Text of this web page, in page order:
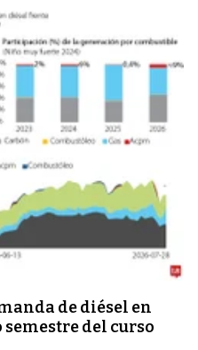
de diésel en
semestre del curso